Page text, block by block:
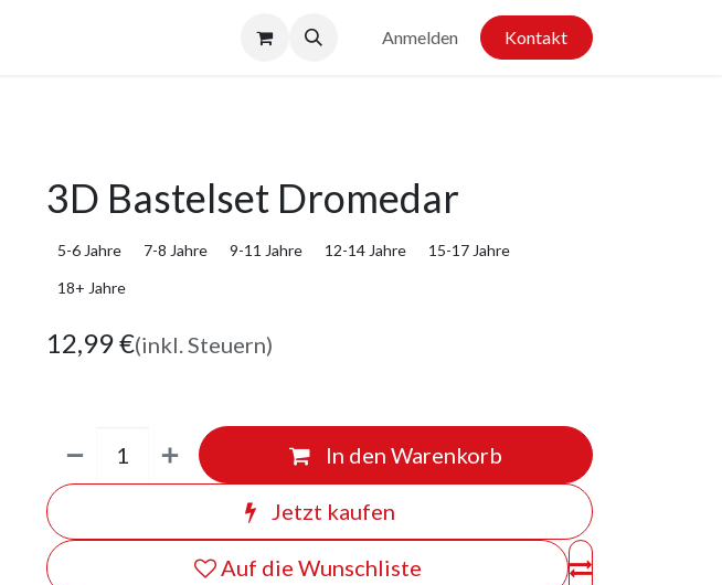
Anmelden Kontakt
3D Bastelset Dromedar
5-6 Jahre 7-8 Jahre 9-11 Jahre 12-14 Jahre
15-17 Jahre
18+ Jahre
12,99€(inkl. Steuern)
In den Warenkorb
Jetzt kaufen
Auf die Wunschliste